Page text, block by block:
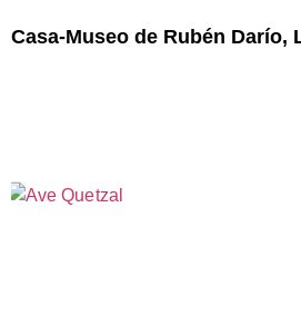
Casa-Museo de Rubén Darío,